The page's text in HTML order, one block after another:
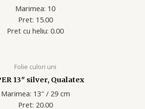
Marimea: 10
Pret: 15.00
Pret cu heliu: 0.00
Folie culori uni
13″ silver, Qualatex
Marimea: 13″ / 29 cm
Pret: 20.00